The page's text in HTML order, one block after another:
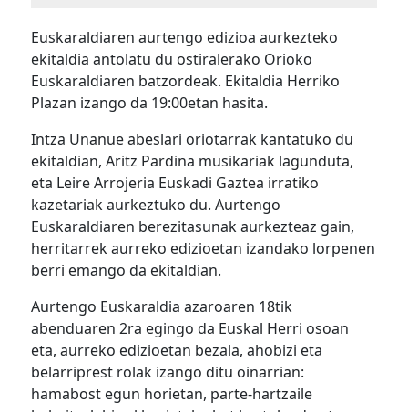
Euskaraldiaren aurtengo edizioa aurkezteko
ekitaldia antolatu du ostiralerako Orioko
Euskaraldiaren batzordeak. Ekitaldia Herriko
Plazan izango da 19:00etan hasita.
Intza Unanue abeslari oriotarrak kantatuko du
ekitaldian, Aritz Pardina musikariak lagunduta,
eta Leire Arrojeria Euskadi Gaztea irratiko
kazetariak aurkeztuko du. Aurtengo
Euskaraldiaren berezitasunak aurkezteaz gain,
herritarrek aurreko edizioetan izandako lorpenen
berri emango da ekitaldian.
Aurtengo Euskaraldia azaroaren 18tik
abenduaren 2ra egingo da Euskal Herri osoan
eta, aurreko edizioetan bezala, ahobizi eta
belarriprest rolak izango ditu oinarrian:
hamabost egun horietan, parte-hartzaile